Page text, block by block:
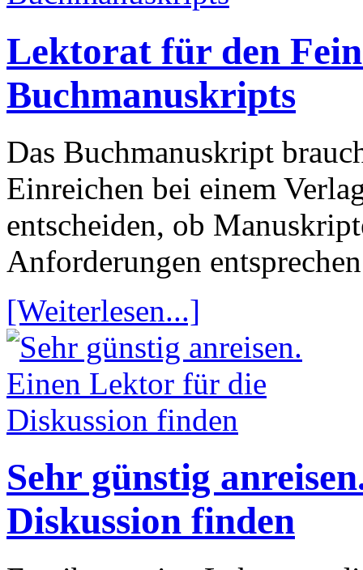
Lektorat für den
Buchmanuskripts
Das Buchmanuskript
Einreichen bei einem
entscheiden, ob
Anforderungen
[Weiterlesen...]
Sehr günstig
Diskussion finden